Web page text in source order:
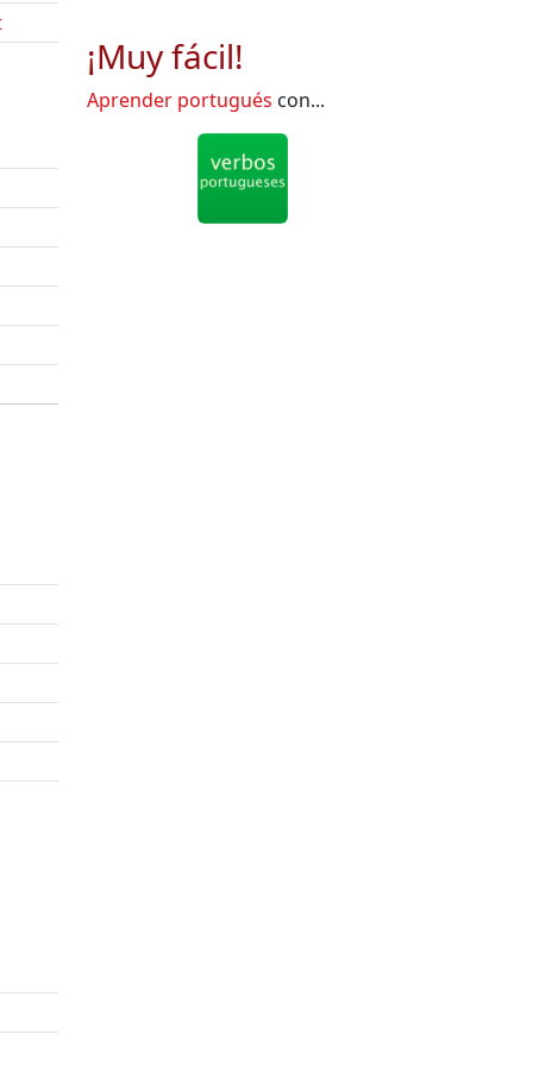
¡Muy fácil!
Aprender portugués con...